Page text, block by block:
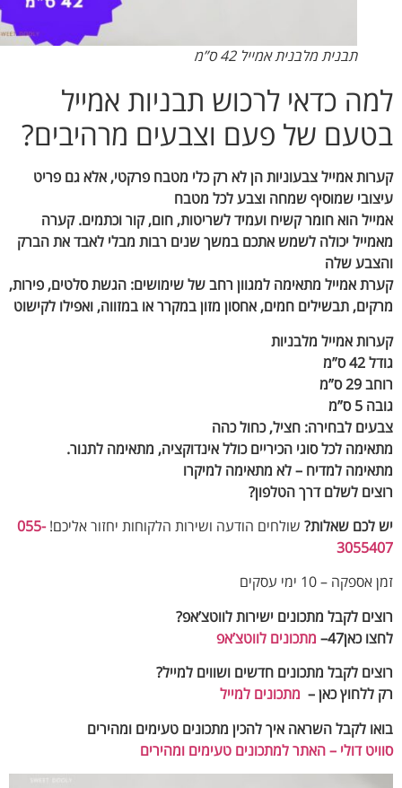
תבנית מלבנית אמייל 42 ס”מ
כדאי לרכוש תבניות אמייל
של פעם וצבעים מרהיבים?
אמייל צבעוניות הן לא רק כלי מטבח פרקטי, אלא גם פריט
שמוסיף שמחה וצבע לכל מטבח
הוא חומר קשיח ועמיד לשריטות, חום, קור וכתמים. קערה
יכולה לשמש אתכם במשך שנים רבות מבלי לאבד את הברק
שלה
אמייל מתאימה למגוון רחב של שימושים: הגשת סלטים, פירות,
תבשילים חמים, אחסון מזון במקרר או במזווה, ואפילו לקישוט
אמייל מלבניות
ס”מ
לבחירה: חציל, כחול כהה
לכל סוגי הכיריים כולל אינדוקציה, מתאימה לתנור.
למדיח – לא מתאימה למיקרו
לשלם דרך הטלפון?
שאלות?שולחים הודעה ושירות הלקוחות יחזור אליכם!055-
– 10 ימי עסקים
לקבל מתכונים ישירות לווטצ’אפ?
מתכונים לווטצ’אפ
לקבל מתכונים חדשים ושווים למייל?
כאן –מתכונים למייל
לקבל השראה איך להכין מתכונים טעימים ומהירים
דולי – האתר למתכונים טעימים ומהירים